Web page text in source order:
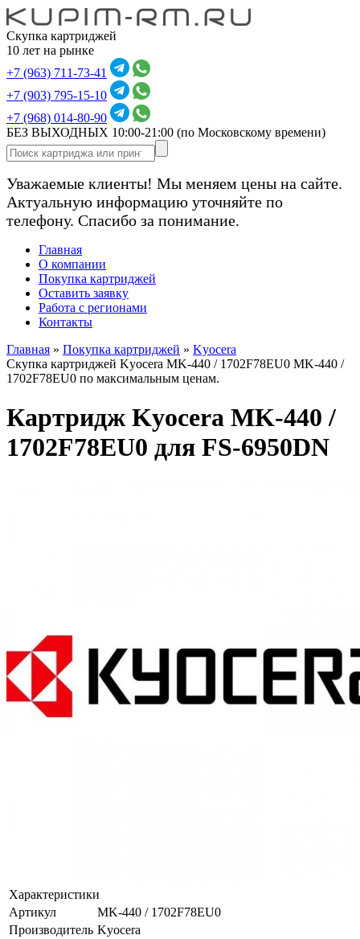
Скупка картриджей
10 лет на рынке
+7 (963) 711-73-41
+7 (903) 795-15-10
+7 (968) 014-80-90
БЕЗ ВЫХОДНЫХ 10:00-21:00 (по Московскому времени)
Уважаемые клиенты! Мы меняем цены на сайте.
Актуальную информацию уточняйте по
телефону. Спасибо за понимание.
Главная
О компании
Покупка картриджей
Оставить заявку
Работа с регионами
Контакты
Главная » Покупка картриджей » Kyocera
Скупка картриджей Kyocera MK-440 / 1702F78EU0 MK-440 /
1702F78EU0 по максимальным ценам.
Картридж Kyocera MK-440 /
1702F78EU0 для FS-6950DN
Характеристики
Артикул
MK-440 / 1702F78EU0
Производитель Kyocera